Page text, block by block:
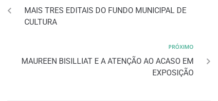
MAIS TRES EDITAIS DO FUNDO MUNICIPAL DE
CULTURA
PRÓXIMO
MAUREEN BISILLIAT E A ATENÇÃO AO ACASO EM
EXPOSIÇÃO